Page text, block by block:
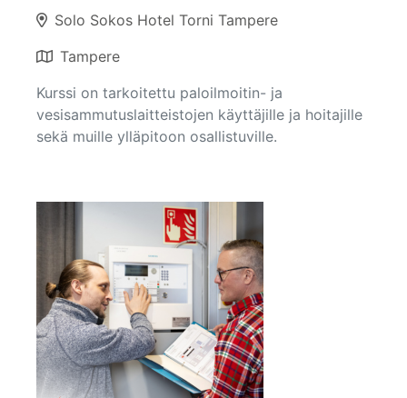
Solo Sokos Hotel Torni Tampere
Tampere
Kurssi on tarkoitettu paloilmoitin- ja
vesisammutuslaitteistojen käyttäjille ja hoitajille
sekä muille ylläpitoon osallistuville.